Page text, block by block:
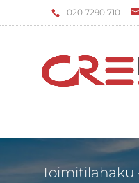
‌020 7290 710
Toimitilahaku